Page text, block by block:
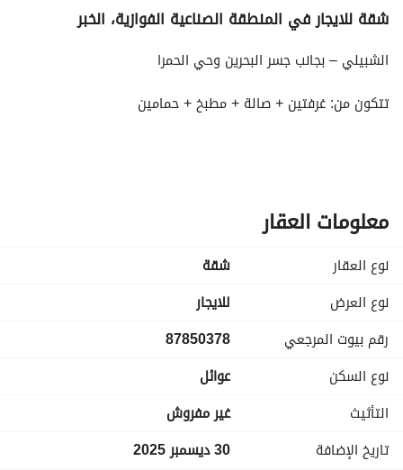
الإعلان الاماكن القريبة
شقة للايجار في المنطقة الصناعية الفوازية، الخبر
الشبيلي – بجانب جسر البحرين وحي الحمرا
تتكون من: غرفتين + صالة + مطبخ + حمامين
معلومات العقار
نوع العقار
شقة
نوع العرض
للايجار
رقم بيوت المرجعي
87850378
نوع السكن
عوائل
التأثيث
غير مفروش
تاريخ الإضافة
30 ديسمبر 2025